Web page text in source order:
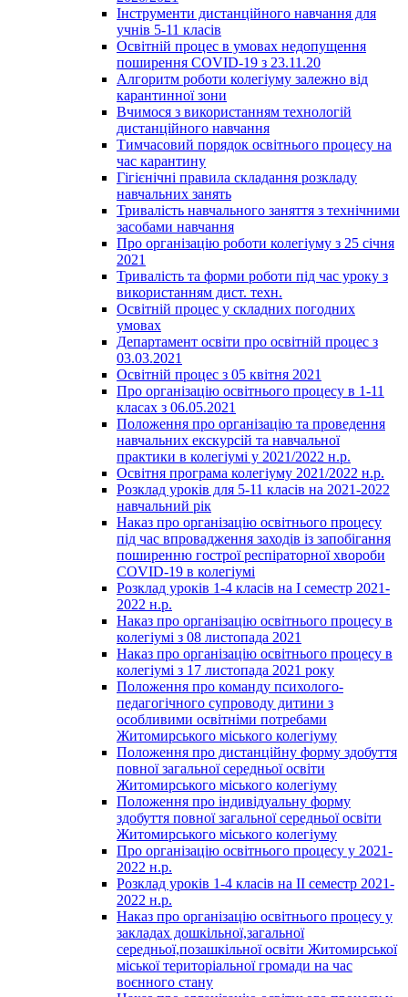
Інструменти дистанційного навчання для
учнів 5-11 класів
Освітній процес в умовах недопущення
поширення COVID-19 з 23.11.20
Алгоритм роботи колегіуму залежно від
карантинної зони
Вчимося з використанням технологій
дистанційного навчання
Тимчасовий порядок освітнього процесу на
час карантину
Гігієнічні правила складання розкладу
навчальних занять
Тривалість навчального заняття з технічними
засобами навчання
Про організацію роботи колегіуму з 25 січня
2021
Тривалість та форми роботи під час уроку з
використанням дист. техн.
Освітній процес у складних погодних
умовах
Департамент освіти про освітній процес з
03.03.2021
Освітній процес з 05 квітня 2021
Про організацію освітнього процесу в 1-11
класах з 06.05.2021
Положення про організацію та проведення
навчальних екскурсій та навчальної
практики в колегіумі у 2021/2022 н.р.
Освітня програма колегіуму 2021/2022 н.р.
Розклад уроків для 5-11 класів на 2021-2022
навчальний рік
Наказ про організацію освітнього процесу
під час впровадження заходів із запобігання
поширенню гострої респіраторної хвороби
COVID-19 в колегіумі
Розклад уроків 1-4 класів на І семестр 2021-
2022 н.р.
Наказ про організацію освітнього процесу в
колегіумі з 08 листопада 2021
Наказ про організацію освітнього процесу в
колегіумі з 17 листопада 2021 року
Положення про команду психолого-
педагогічного супроводу дитини з
особливими освітніми потребами
Житомирського міського колегіуму
Положення про дистанційну форму здобуття
повної загальної середньої освіти
Житомирського міського колегіуму
Положення про індивідуальну форму
здобуття повної загальної середньої освіти
Житомирського міського колегіуму
Про організацію освітнього процесу у 2021-
2022 н.р.
Розклад уроків 1-4 класів на ІІ семестр 2021-
2022 н.р.
Наказ про організацію освітнього процесу у
закладах дошкільної,загальної
середньої,позашкільної освіти Житомирської
міської територіальної громади на час
воєнного стану